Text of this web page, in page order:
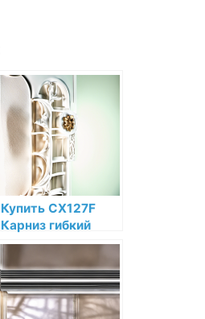
Купить CX127F
Карниз гибкий
Orac Decor
низкой цене в
интернет-
магазине